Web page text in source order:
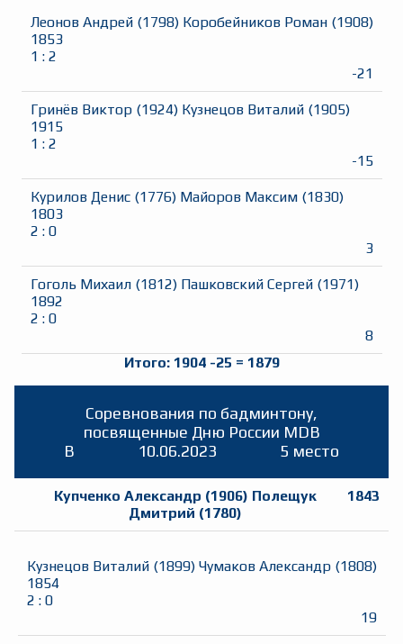
Леонов Андрей (1798) Коробейников Роман (1908)
1853
1 : 2
-21
Гринёв Виктор (1924) Кузнецов Виталий (1905)
1915
1 : 2
-15
Курилов Денис (1776) Майоров Максим (1830)
1803
2 : 0
3
Гоголь Михаил (1812) Пашковский Сергей (1971)
1892
2 : 0
8
Итого: 1904 -25 = 1879
Соревнования по бадминтону,
посвященные Дню России MDB
B
10.06.2023 5 место
Купченко Александр (1906) Полещук
Дмитрий (1780)
1843
Кузнецов Виталий (1899) Чумаков Александр (1808)
1854
2 : 0
19